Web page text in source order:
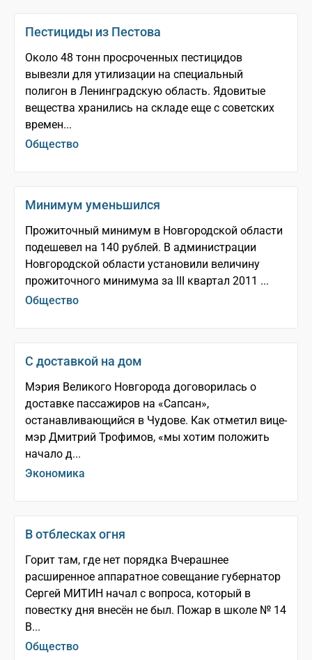
Пестициды из Пестова
Около 48 тонн просроченных пестицидов
вывезли для утилизации на специальный
полигон в Ленинградскую область. Ядовитые
вещества хранились на складе еще с советских
времен...
Общество
Минимум уменьшился
Прожиточный минимум в Новгородской области
подешевел на 140 рублей. В администрации
Новгородской области установили величину
прожиточного минимума за III квартал 2011 ...
Общество
С доставкой на дом
Мэрия Великого Новгорода договорилась о
доставке пассажиров на «Сапсан»,
останавливающийся в Чудове. Как отметил вице­-
мэр Дмитрий Трофимов, «мы хотим положить
начало д...
Экономика
В отблесках огня
Горит там, где нет порядка Вчерашнее
расширенное аппаратное совещание губернатор
Сергей МИТИН начал с вопроса, который в
повестку дня внесён не был. Пожар в школе № 14
В...
Общество